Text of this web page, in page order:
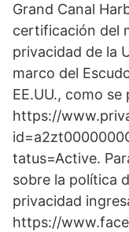
Grand Canal
certificación del
privacidad de la
marco del
EE.UU., como
https://
tatus=Active.
sobre la política
privacidad
https://